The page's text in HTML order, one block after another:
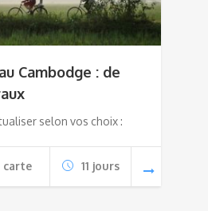
Cambodge : de
selon vos choix :
carte 11 jours